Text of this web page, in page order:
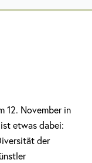
12. November in
etwas dabei:
der